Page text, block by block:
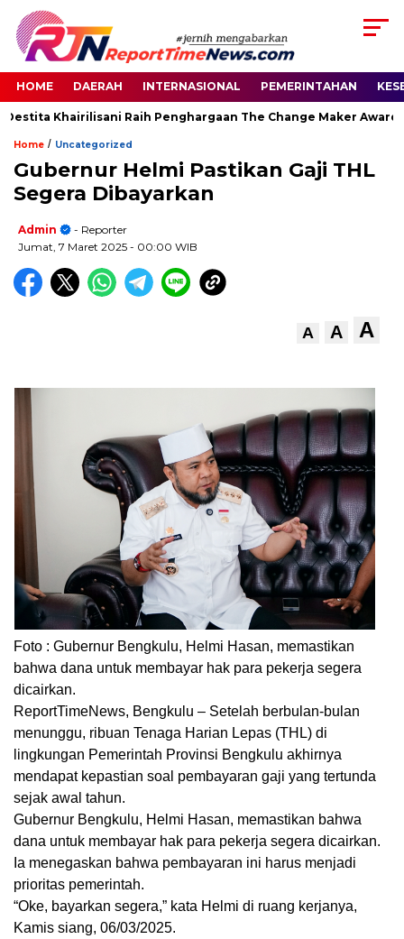
HOME DAERAH INTERNASIONAL PEMERINTAHAN
Khairilisani Raih Penghargaan The Change Maker Awards
Home / Uncategorized
Gubernur Helmi Pastikan Gaji THL
Segera Dibayarkan
Admin
- Reporter
Jumat, 7 Maret 2025 - 00:00 WIB
A A A
Foto : Gubernur Bengkulu, Helmi Hasan, memastikan
bahwa dana untuk membayar hak para pekerja segera
dicairkan.
ReportTimeNews, Bengkulu – Setelah berbulan-bulan
menunggu, ribuan Tenaga Harian Lepas (THL) di
lingkungan Pemerintah Provinsi Bengkulu akhirnya
mendapat kepastian soal pembayaran gaji yang tertunda
sejak awal tahun.
Gubernur Bengkulu, Helmi Hasan, memastikan bahwa
dana untuk membayar hak para pekerja segera dicairkan.
Ia menegaskan bahwa pembayaran ini harus menjadi
prioritas pemerintah.
“Oke, bayarkan segera,” kata Helmi di ruang kerjanya,
Kamis siang, 06/03/2025.